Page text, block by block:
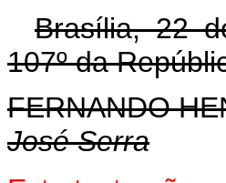
Brasília, 22
107º da
FERNANDO
José Serra